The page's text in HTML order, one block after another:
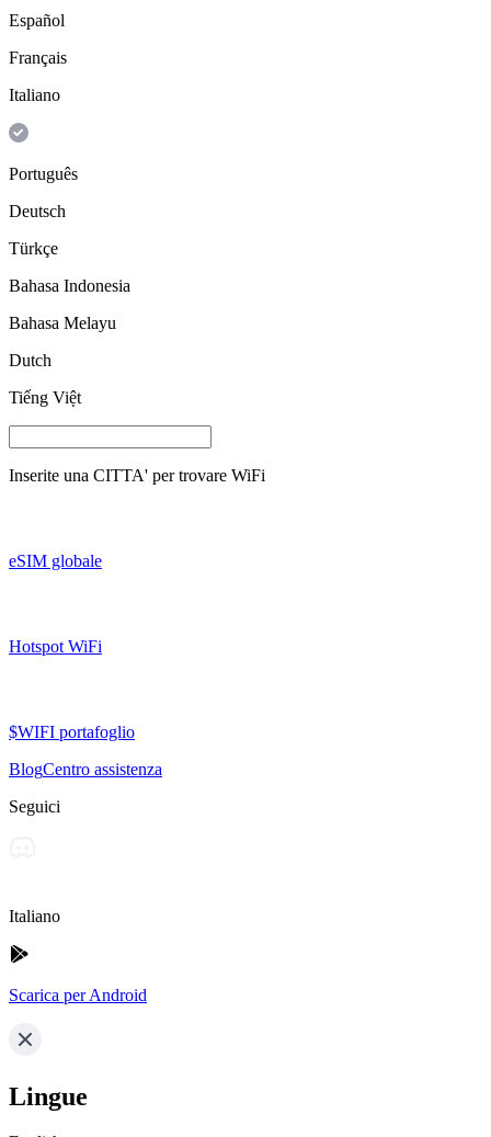
Español
Français
Italiano
Português
Deutsch
Türkçe
Bahasa Indonesia
Bahasa Melayu
Dutch
Tiếng Việt
Inserite una CITTA' per trovare WiFi
eSIM globale
Hotspot WiFi
$WIFI portafoglio
BlogCentro assistenza
Seguici
Italiano
Scarica per Android
Lingue